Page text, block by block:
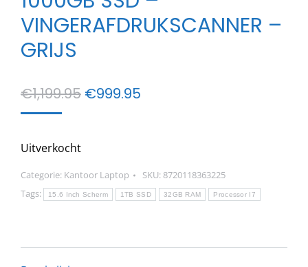
VINGERAFDRUKSCANNER –
GRIJS
€1,199.95 Oorspronkelijke
€999.95
Uitverkocht
Categorie: Kantoor Laptop SKU:8720118363225
Tags:
15.6 Inch Scherm 1TB SSD 32GB RAM Processor I7